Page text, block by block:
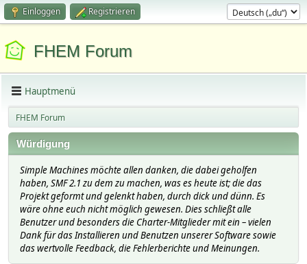
Einloggen Registrieren
FHEM Forum
Hauptmenü
FHEM Forum
Würdigung
Simple Machines möchte allen danken, die dabei geholfen
haben, SMF 2.1 zu dem zu machen, was es heute ist; die das
Projekt geformt und gelenkt haben, durch dick und dünn. Es
wäre ohne euch nicht möglich gewesen. Dies schließt alle
Benutzer und besonders die Charter-Mitglieder mit ein – vielen
Dank für das Installieren und Benutzen unserer Software sowie
das wertvolle Feedback, die Fehlerberichte und Meinungen.